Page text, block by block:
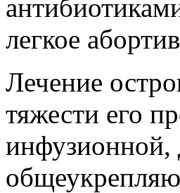
легкое
Лечение
тяжести его
инфузионной,